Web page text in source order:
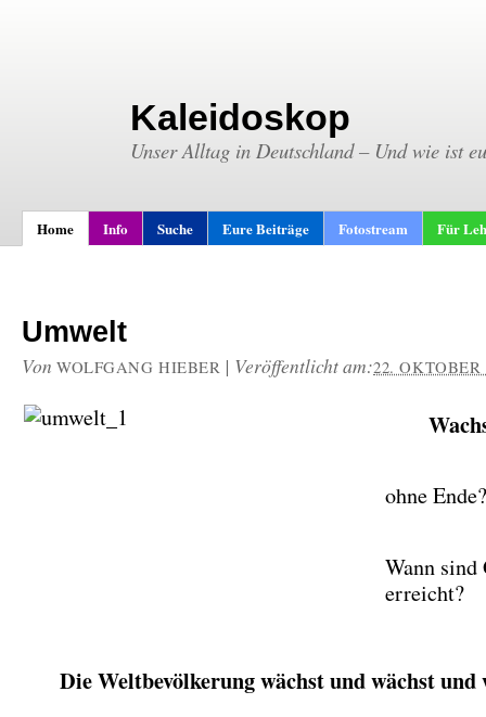
Kaleidoskop
Unser Alltag in Deutschland – Und wie ist
Home Info Suche Eure Beiträge Fotostream Für
Umwelt
Von WOLFGANG HIEBER | Veröffentlicht am:22. OKTOBER
ohne Ende?
Wann sind
erreicht?
Die Weltbevölkerung wächst und wächst